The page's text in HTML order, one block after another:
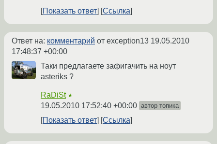
Показать ответ
Ссылка
Ответ на: комментарий от exception13 19.05.2010
17:48:37 +00:00
Таки предлагаете зафигачить на ноут
asteriks ?
RaDiSt ★
19.05.2010 17:52:40 +00:00 автор топика
Показать ответ Ссылка